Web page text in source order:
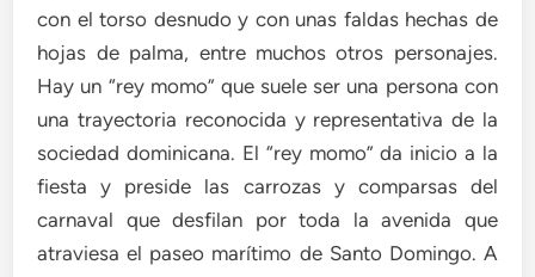
con el torso desnudo y con unas faldas hechas de
hojas de palma, entre muchos otros personajes.
Hay un “rey momo” que suele ser una persona con
una trayectoria reconocida y representativa de la
sociedad dominicana. El “rey momo” da inicio a la
fiesta y preside las carrozas y comparsas del
carnaval que desfilan por toda la avenida que
atraviesa el paseo marítimo de Santo Domingo. A